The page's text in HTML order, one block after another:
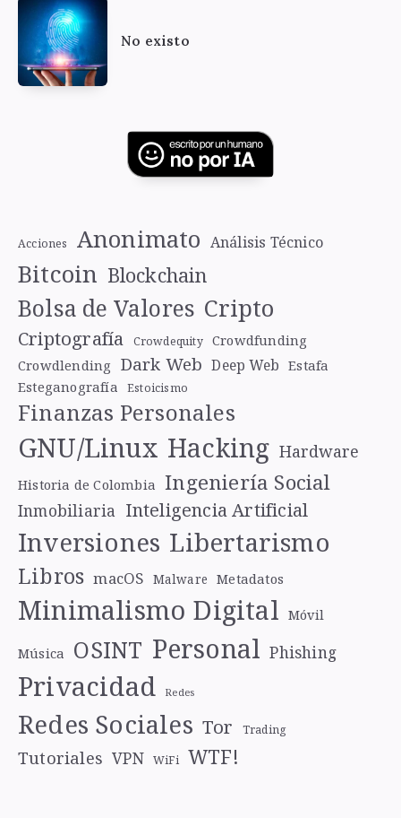
No existo
Acciones Anonimato Análisis Técnico
Bitcoin Blockchain
Bolsa de Valores Cripto
Criptografía Crowdequity
Crowdfunding
Crowdlending Dark Web Deep Web Estafa
Esteganografía
Estoicismo
Finanzas Personales
GNU/Linux Hacking Hardware
Historia de Colombia Ingeniería Social
Inmobiliaria Inteligencia Artificial
Inversiones Libertarismo
Libros macOS Malware Metadatos
Minimalismo Digital Móvil
Música OSINT Personal Phishing
Privacidad Redes
Redes Sociales Tor Trading
Tutoriales VPN WiFi WTF!